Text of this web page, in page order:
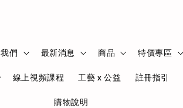
我們 最新消息 商品 特價專區
線上視頻課程 工藝 x 公益 註冊指引
購物說明